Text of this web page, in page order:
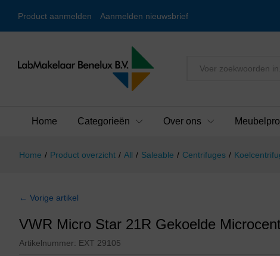
Product aanmelden Aanmelden nieuwsbrief
Alles
Home Categorieën Over ons
Home / Product overzicht / All / Saleable / Centrifuges /
← Vorige artikel
VWR Micro Star 21R Gekoelde
Artikelnummer: EXT 29105